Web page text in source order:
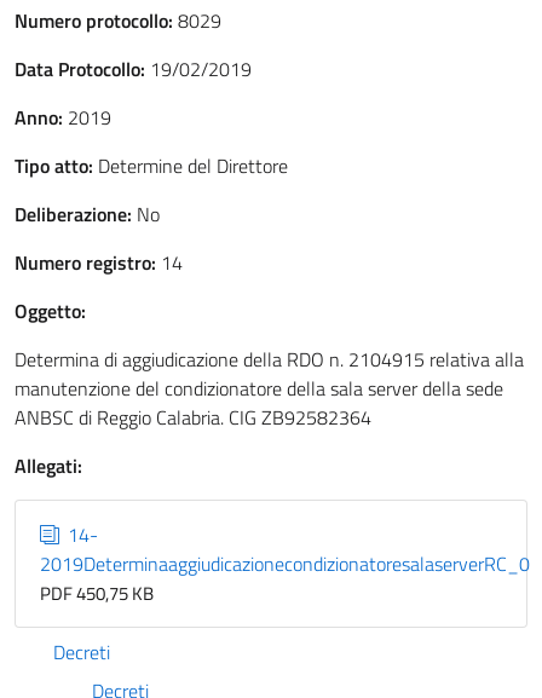
Numero protocollo: 8029
Data Protocollo: 19/02/2019
Anno: 2019
Tipo atto: Determine del Direttore
Deliberazione: No
Numero registro: 14
Oggetto:
Determina di aggiudicazione della RDO n. 2104915 relativa alla
manutenzione del condizionatore della sala server della sede
ANBSC di Reggio Calabria. CIG ZB92582364
Allegati:
14-
2019DeterminaaggiudicazionecondizionatoresalaserverRC_0
PDF 450,75 KB
Decreti
Decreti